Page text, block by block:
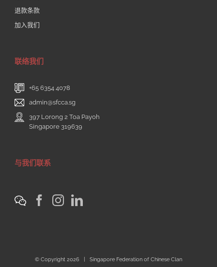
退款条款
加入我们
联络我们
+65 6354 4078
admin@sfcca.sg
397 Lorong 2 Toa Payoh
Singapore 319639
与我们联系
© Copyright 2026 | Singapore Federation of Chinese Clan